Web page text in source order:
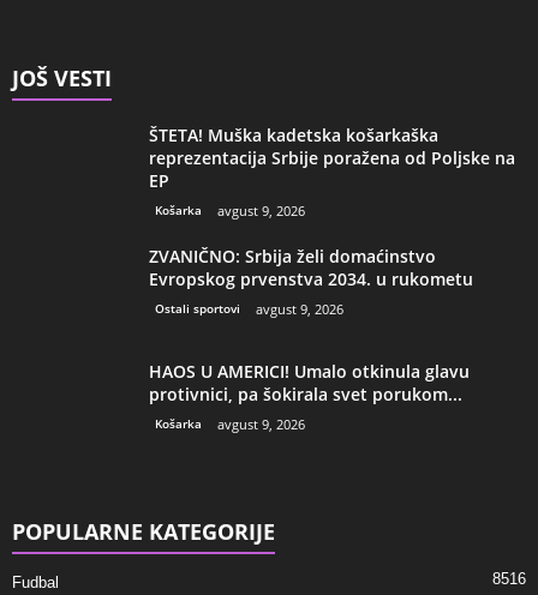
JOŠ VESTI
ŠTETA! Muška kadetska košarkaška
reprezentacija Srbije poražena od Poljske na
EP
Košarka avgust 9, 2026
ZVANIČNO: Srbija želi domaćinstvo
Evropskog prvenstva 2034. u rukometu
Ostali sportovi avgust 9, 2026
HAOS U AMERICI! Umalo otkinula glavu
protivnici, pa šokirala svet porukom...
Košarka avgust 9, 2026
POPULARNE KATEGORIJE
Fudbal 8516